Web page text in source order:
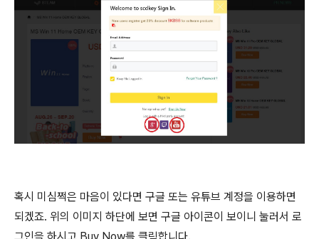
혹시 미심쩍은 마음이 있다면 구글 또는 유튜브 계정을 이용하면
되겠죠. 위의 이미지 하단에 보면 구글 아이콘이 보이니 눌러서 로